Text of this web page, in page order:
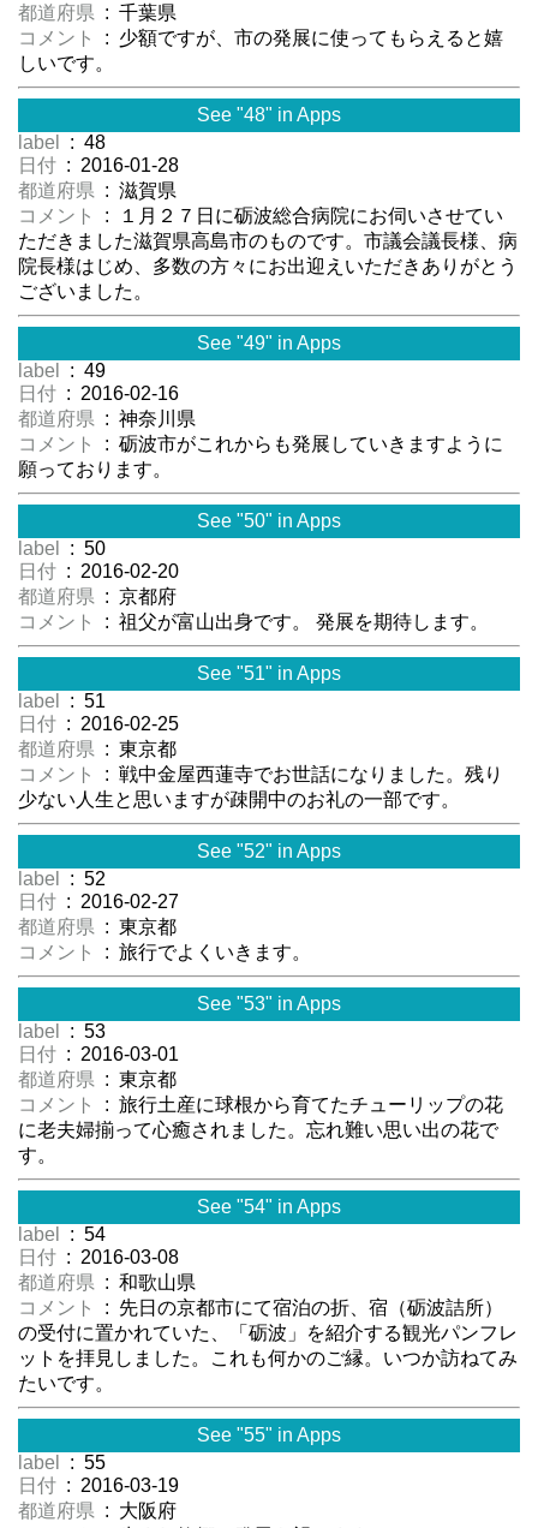
都道府県 : 千葉県
コメント
: 少額ですが、市の発展に使ってもらえると嬉
しいです。
See "48" in Apps
label
: 48
日付 : 2016-01-28
都道府県 : 滋賀県
コメント
: １月２７日に砺波総合病院にお伺いさせてい
ただきました滋賀県高島市のものです。市議会議長様、病
院長様はじめ、多数の方々にお出迎えいただきありがとう
ございました。
See "49" in Apps
label
: 49
日付 : 2016-02-16
都道府県 : 神奈川県
コメント
: 砺波市がこれからも発展していきますように
願っております。
See "50" in Apps
label
: 50
日付 : 2016-02-20
都道府県 : 京都府
コメント
: 祖父が富山出身です。 発展を期待します。
See "51" in Apps
label
: 51
日付 : 2016-02-25
都道府県 : 東京都
コメント
: 戦中金屋西蓮寺でお世話になりました。残り
少ない人生と思いますが疎開中のお礼の一部です。
See "52" in Apps
label
: 52
日付 : 2016-02-27
都道府県 : 東京都
コメント
: 旅行でよくいきます。
See "53" in Apps
label
: 53
日付 : 2016-03-01
都道府県 : 東京都
コメント
: 旅行土産に球根から育てたチューリップの花
に老夫婦揃って心癒されました。忘れ難い思い出の花で
す。
See "54" in Apps
label
: 54
日付 : 2016-03-08
都道府県 : 和歌山県
コメント
: 先日の京都市にて宿泊の折、宿（砺波詰所）
の受付に置かれていた、「砺波」を紹介する観光パンフレ
ットを拝見しました。これも何かのご縁。いつか訪ねてみ
たいです。
See "55" in Apps
label
: 55
日付 : 2016-03-19
都道府県 : 大阪府